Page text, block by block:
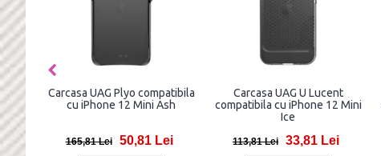
Carcasa UAG Plyo compatibila
cu iPhone 12 Mini Ash
165,81 Lei 50,81 Lei
Carcasa UAG U Lucent
compatibila cu iPhone 12 Mini
Ice
113,81 Lei 33,81 Lei